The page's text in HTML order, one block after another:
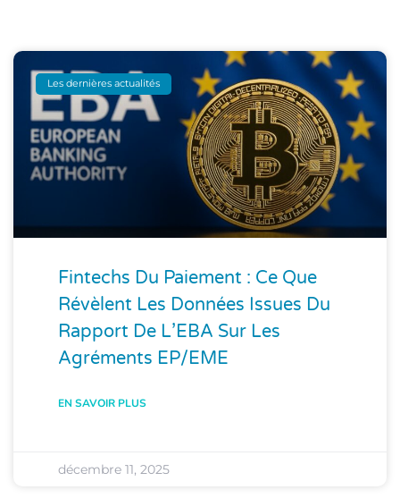
Les dernières actualités
Fintechs Du Paiement : Ce Que
Révèlent Les Données Issues Du
Rapport De L’EBA Sur Les
Agréments EP/EME
EN SAVOIR PLUS
décembre 11, 2025